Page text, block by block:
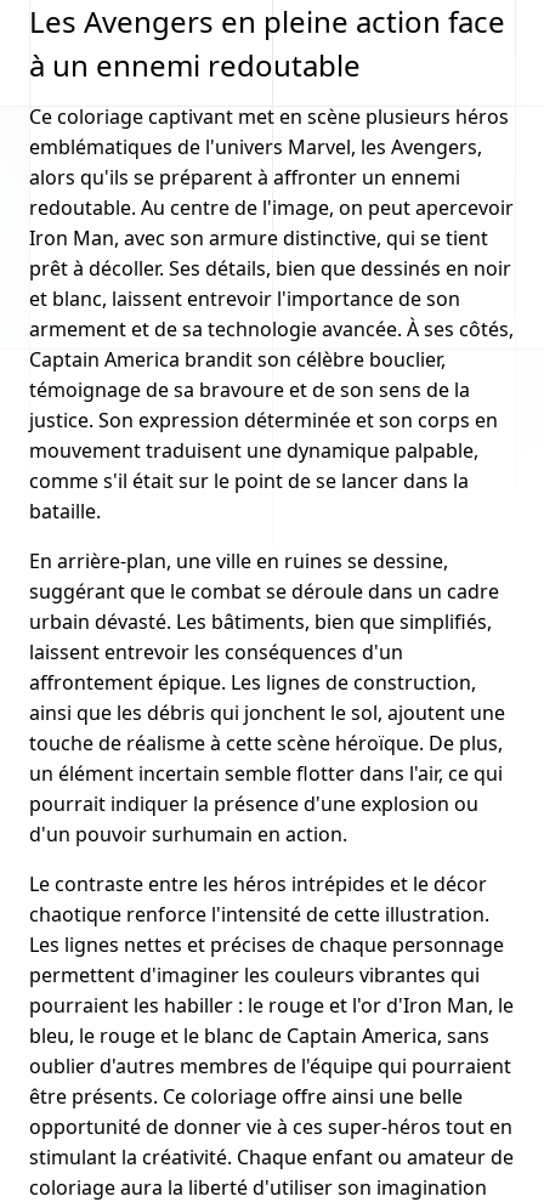
Les Avengers en pleine action face
à un ennemi redoutable
Ce coloriage captivant met en scène plusieurs héros
emblématiques de l'univers Marvel, les Avengers,
alors qu'ils se préparent à affronter un ennemi
redoutable. Au centre de l'image, on peut apercevoir
Iron Man, avec son armure distinctive, qui se tient
prêt à décoller. Ses détails, bien que dessinés en noir
et blanc, laissent entrevoir l'importance de son
armement et de sa technologie avancée. À ses côtés,
Captain America brandit son célèbre bouclier,
témoignage de sa bravoure et de son sens de la
justice. Son expression déterminée et son corps en
mouvement traduisent une dynamique palpable,
comme s'il était sur le point de se lancer dans la
bataille.
En arrière-plan, une ville en ruines se dessine,
suggérant que le combat se déroule dans un cadre
urbain dévasté. Les bâtiments, bien que simplifiés,
laissent entrevoir les conséquences d'un
affrontement épique. Les lignes de construction,
ainsi que les débris qui jonchent le sol, ajoutent une
touche de réalisme à cette scène héroïque. De plus,
un élément incertain semble flotter dans l'air, ce qui
pourrait indiquer la présence d'une explosion ou
d'un pouvoir surhumain en action.
Le contraste entre les héros intrépides et le décor
chaotique renforce l'intensité de cette illustration.
Les lignes nettes et précises de chaque personnage
permettent d'imaginer les couleurs vibrantes qui
pourraient les habiller : le rouge et l'or d'Iron Man, le
bleu, le rouge et le blanc de Captain America, sans
oublier d'autres membres de l'équipe qui pourraient
être présents. Ce coloriage offre ainsi une belle
opportunité de donner vie à ces super-héros tout en
stimulant la créativité. Chaque enfant ou amateur de
coloriage aura la liberté d'utiliser son imagination